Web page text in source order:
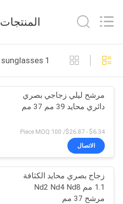
الصفحة
الرئيسية
منتجات
معلومات
جولة
Technology
Ltd..
Reserved.
المنتجات
1 0mm optical glass sunglasses التصنيع عبر الإنترنت
مرشح ليلي زجاجي بصري
دائري محايد 39 مم 37 مم
$6.34 - $26.87/ Piece MOQ:100
الاتصال
زجاج بصري محايد الكثافة
1.1 مم Nd2 Nd4 Nd8
مرشح 37 مم